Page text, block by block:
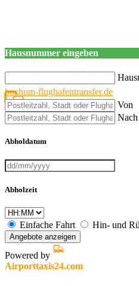
Hausnummer eingeben
bochum-flughafentransfer.de
Von
Nach
Abholdatum
Abholzeit
Einfache Fahrt Hin- und
Angebote anzeigen
Powered by
Airporttaxis24.com